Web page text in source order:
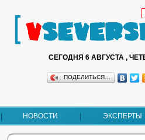
СЕГОДНЯ 6 АВГУСТА ,
ПОДЕЛИТЬСЯ…
НОВОСТИ ЭКСПЕРТЫ